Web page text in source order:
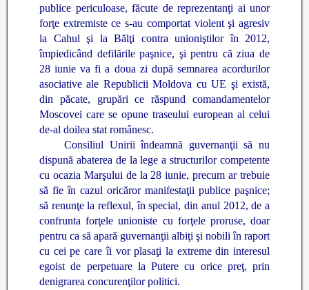
publice periculoase, făcute de reprezentanţi ai unor
forţe extremiste ce s-au comportat violent şi agresiv
la Cahul şi la Bălţi contra unioniştilor în 2012,
împiedicând defilările paşnice, şi pentru că ziua de
28 iunie va fi a doua zi după semnarea acordurilor
asociative ale Republicii Moldova cu UE şi există,
din păcate, grupări ce răspund comandamentelor
Moscovei care se opune traseului european al celui
de-al doilea stat românesc.
Consiliul Unirii îndeamnă guvernanţii să nu
dispună abaterea de la lege a structurilor competente
cu ocazia Marşului de la 28 iunie, precum ar trebuie
să fie în cazul oricăror manifestaţii publice paşnice;
să renunţe la reflexul, în special, din anul 2012, de a
confrunta forţele unioniste cu forţele proruse, doar
pentru ca să apară guvernanţii albiţi şi nobili în raport
cu cei pe care îi vor plasaţi la extreme din interesul
egoist de perpetuare la Putere cu orice preţ, prin
denigrarea concurenţilor politici.